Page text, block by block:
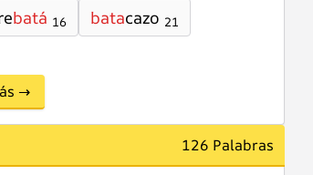
batá 16 batacazo 21
→
126 Palabras